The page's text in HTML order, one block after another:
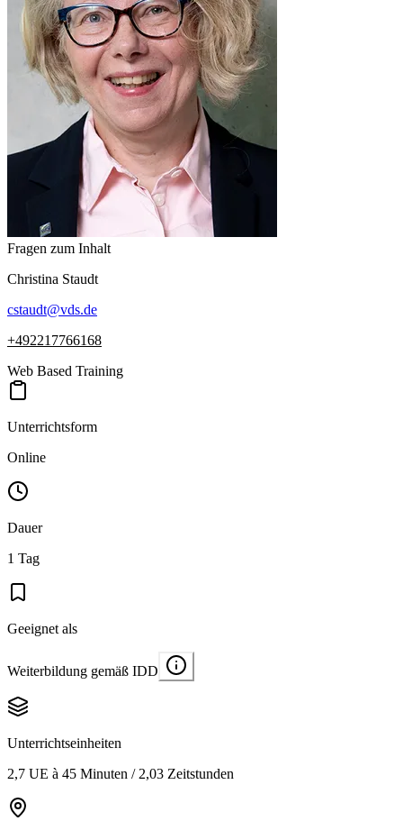
Fragen zum Inhalt
Christina Staudt
cstaudt@vds.de
+492217766168
Web Based Training
Unterrichtsform
Online
Dauer
1 Tag
Geeignet als
Weiterbildung gemäß IDD
Unterrichtseinheiten
2,7 UE à 45 Minuten / 2,03 Zeitstunden